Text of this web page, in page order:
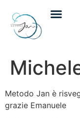
Metodo Jan è
grazie Emanuele